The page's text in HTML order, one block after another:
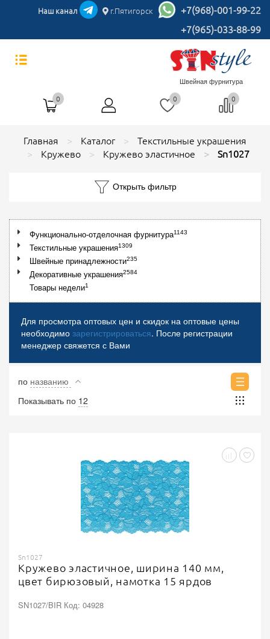
Наш канал г.Пятигорск
+7(968)-001-99-22
+7(965)-033-88-99
Швейная фурнитура
0 0 0
Главная Каталог
Текстильные украшения
Кружево
Кружево эластичное Sn1027
Открыть фильтр
Функционально-отделочная фурнитура1143
Текстильные украшения1309
Швейные принадлежности235
Декоративные украшения2584
Товары недели1
Для просмотра оптовых цен и скидок на оптовые цены
необходимо зарегистрироваться. После регистрации
менеджер свяжется с Вами
по названию
Показывать по 12
Sn1027
Кружево эластичное, ширина 140 мм,
цвет бирюзовый, намотка 15 ярдов
SN1027/BIR Код: 04928